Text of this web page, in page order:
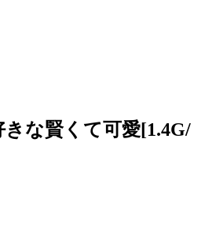
な賢くて可愛[1.4G/